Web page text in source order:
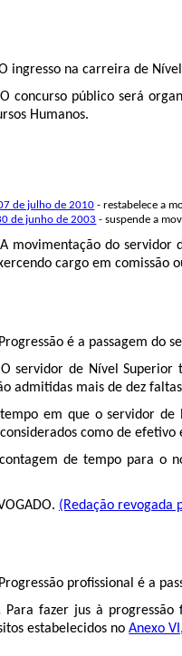
ingresso na carreira de
O concurso público será
Humanos.
de julho de 2010 - restabelece a
de junho de 2003 - suspende a
A movimentação do servidor
cargo em comissão
Progressão é a passagem do
O servidor de Nível Superior
admitidas mais de dez
em que o servidor de
como de
de tempo para o
(Redação revogada
Progressão profissional é a
Para fazer jus à progressão
estabelecidos noAnexo